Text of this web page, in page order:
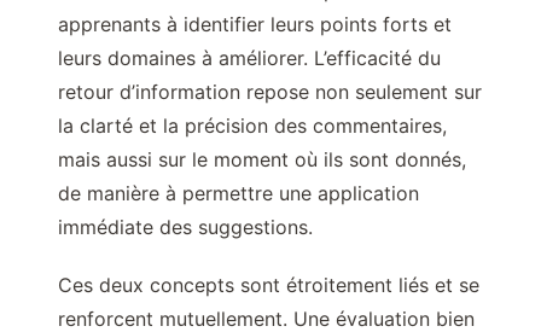
apprenants à identifier leurs points forts et
leurs domaines à améliorer. L’efficacité du
retour d’information repose non seulement sur
la clarté et la précision des commentaires,
mais aussi sur le moment où ils sont donnés,
de manière à permettre une application
immédiate des suggestions.
Ces deux concepts sont étroitement liés et se
renforcent mutuellement. Une évaluation bien